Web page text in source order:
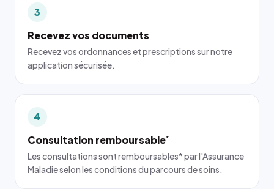
3
Recevez vos documents
Recevez vos ordonnances et prescriptions sur notre
application sécurisée.
4
Consultation remboursable*
Les consultations sont remboursables* par l'Assurance
Maladie selon les conditions du parcours de soins.